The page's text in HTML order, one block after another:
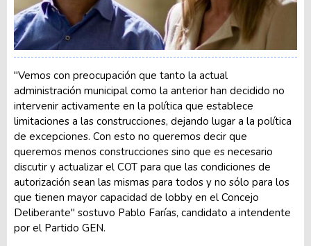
"Vemos con preocupación que tanto la actual
administración municipal como la anterior han decidido no
intervenir activamente en la política que establece
limitaciones a las construcciones, dejando lugar a la política
de excepciones. Con esto no queremos decir que
queremos menos construcciones sino que es necesario
discutir y actualizar el COT para que las condiciones de
autorización sean las mismas para todos y no sólo para los
que tienen mayor capacidad de lobby en el Concejo
Deliberante" sostuvo Pablo Farías, candidato a intendente
por el Partido GEN.